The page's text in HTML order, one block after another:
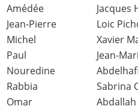
Amédée
Jacques
Jean-Pierre
Loic
Michel
Xavier
Paul
Jean-
Nouredine
Rabbia
Sabrina
Omar